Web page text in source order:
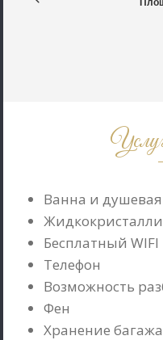
Ванна и
Бесплатный WIFI
Телефон
Возможность
Фен
Хранение багажа